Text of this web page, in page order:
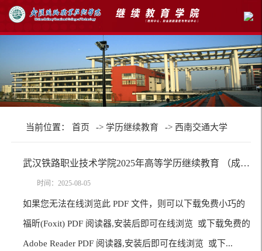
当前位置： 首页 -> 学历继续教育 -> 西南交通大学
武汉铁路职业技术学院2025年高等学历继续教育 （成人高等学历教育）招生简章
时间：2025-08-05
如果您无法在线浏览此 PDF 文件，则可以下载免费小巧的
福昕(Foxit) PDF 阅读器,安装后即可在线浏览 或下载免费的
Adobe Reader PDF 阅读器,安装后即可在线浏览 或下...